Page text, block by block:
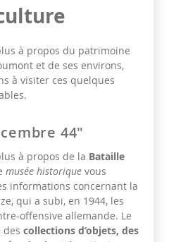
à propos du patrimoine
et de ses environs,
à visiter ces quelques
44"
à propos de la Bataille
musée historique vous
informations concernant la
qui a subi, en 1944, les
offensive allemande. Le
des collections d’objets, des